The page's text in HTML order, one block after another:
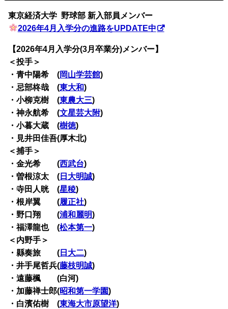
東京経済大学 野球部 新入部員メンバー
2026年4月入学分の進路をUPDATE中
【2026年4月入学分(3月卒業分)メンバー】
＜投手＞
・青中陽希 (岡山学芸館)
・忌部柊哉 (東大和)
・小柳克樹 (東農大三)
・神永航希 (文星芸大附)
・小暮大蔵 (樹徳)
・見井田佳吾(厚木北)
＜捕手＞
・金光希 (西武台)
・曽根涼太 ( 日大明誠)
・寺田人晄 (星稜)
・根岸翼 (履正社)
・野口翔 (浦和麗明)
・福澤龍也 (松本第一)
＜内野手＞
・縣奏旅 ( 日大二)
・井手尾哲兵(藤枝明誠)
・遠藤楓 (白河)
・加藤禅士郎(昭和第一学園)
・白濱佑樹 (東海大市原望洋)